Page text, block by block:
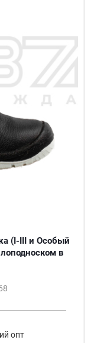
(I-III и Особый
в
опт